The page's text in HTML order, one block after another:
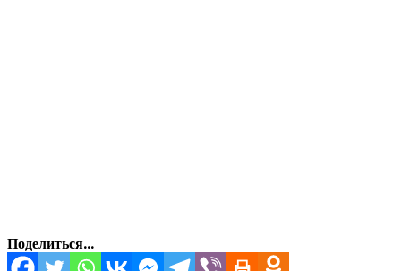
Поделиться...